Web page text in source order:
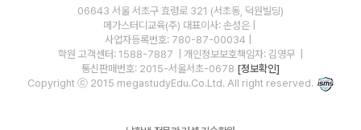
06643 서울 서초구 효령로 321 (서초동, 덕원빌딩)
메가스터디교육(주) 대표이사: 손성은 |
사업자등록번호: 780-87-00034
학원 고객센터: 1588-7887
| 개인정보보호책임자: 김영무
통신판매번호: 2015-서울서초-0678 [정보확인]
Copyright ⓒ 2015 megastudyEdu.Co.Ltd. All right reserved.